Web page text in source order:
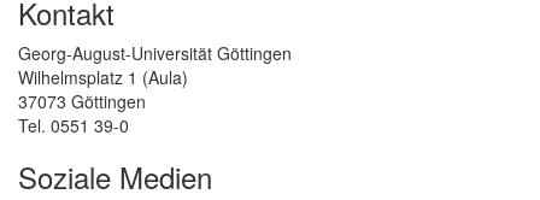
Kontakt
Georg-August-Universität Göttingen
Wilhelmsplatz 1 (Aula)
37073 Göttingen
Tel. 0551 39-0
Soziale Medien